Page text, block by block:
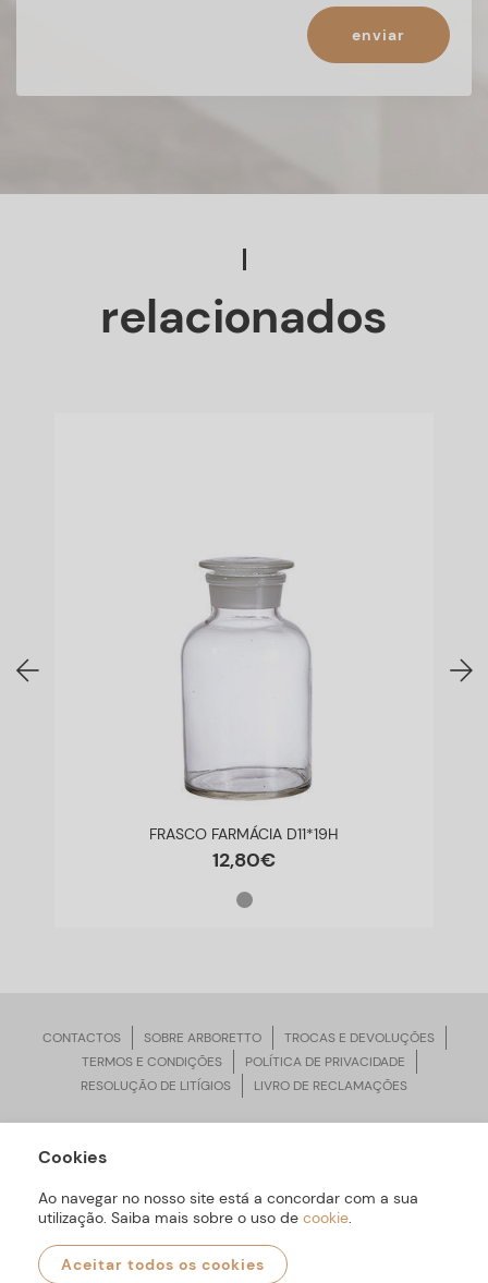
enviar
relacionados
FRASCO FARMÁCIA D11*19H
12,80€
CONTACTOS SOBRE ARBORETTO
TROCAS E DEVOLUÇÕES
TERMOS E CONDIÇÕES
POLÍTICA DE PRIVACIDADE
RESOLUÇÃO DE LITÍGIOS
LIVRO DE RECLAMAÇÕES
ARBORETTO © Todos os Direitos Reservados | Desenvolvido por
Cookies
Ao navegar no nosso site está a concordar com a sua
utilização. Saiba mais sobre o uso de cookie.
Aceitar todos os cookies